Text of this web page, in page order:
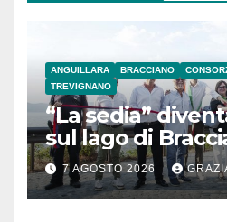
ANGUILLARA BRACCIANO
TREVIGNANO
“La sedia”
sul lago di
l’inaugurazione
7 AGOSTO 2026